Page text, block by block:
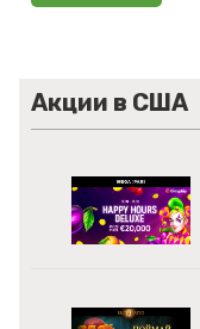
Акции в США